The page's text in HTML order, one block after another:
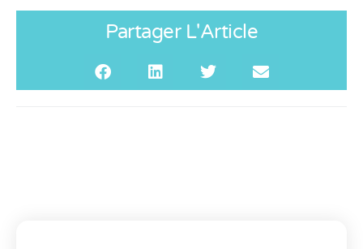
Partager L'Article